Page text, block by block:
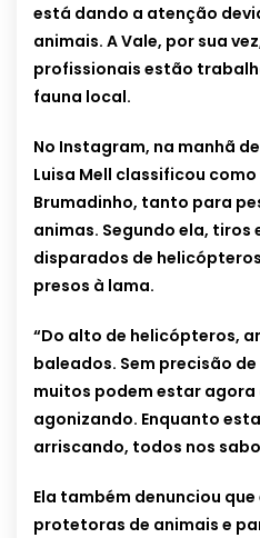
está dando a atenção
animais. A Vale, por sua
profissionais estão
fauna local.
No Instagram, na manhã
Luisa Mell classificou
Brumadinho, tanto para
animas. Segundo ela, tiros
disparados de
presos à lama.
“Do alto de helicópteros,
baleados. Sem precisão
muitos podem estar agora
agonizando. Enquanto
arriscando, todos nos
Ela também denunciou
protetoras de animais e